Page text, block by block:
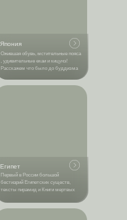
Япония
Ожившая обувь, мстительные пояса
, удивительные екаи и кицунэ!
Расскажем что было до буддизма
Египет
Первый в России большой
бестиарий Египетских существ,
тексты пирамид и Книги мертвых